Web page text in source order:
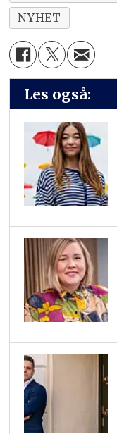
NYHET
Les også: